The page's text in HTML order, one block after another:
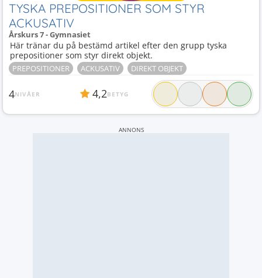
TYSKA PREPOSITIONER SOM STYR
ACKUSATIV
Årskurs 7 - Gymnasiet
Här tränar du på bestämd artikel efter den grupp tyska
prepositioner som styr direkt objekt.
PREPOSITIONER ACKUSATIV DIREKT OBJEKT
4NIVÅER 4,2BETYG
ANNONS